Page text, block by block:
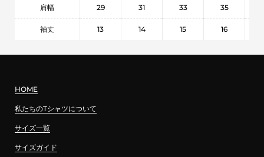
肩幅 29 31 33 35
袖丈 13 14 15 16
HOME
私たちのTシャツについて
サイズ一覧
サイズガイド